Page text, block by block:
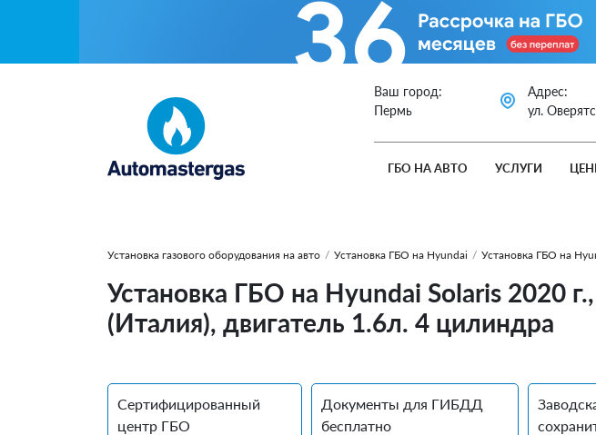
Ваш город:
Пермь
Адрес:
ул.
ГБО НА АВТО УСЛУГИ
Установка газового оборудования на авто / Установка ГБО на Hyundai / Установка ГБО на
Установка ГБО на Hyundai Solaris 2020
(Италия), двигатель 1.6л. 4 цилиндра
Сертифицированный
центр ГБО
Документы для ГИБДД
бесплатно